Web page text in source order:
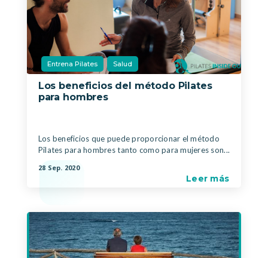
Entrena Pilates Salud
Los beneficios del método Pilates
para hombres
Los beneficios que puede proporcionar el método
Pilates para hombres tanto como para mujeres son...
28 Sep. 2020
Leer más